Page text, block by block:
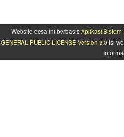
Website desa ini berbasisAplikasi Sistem
GENERAL PUBLIC LICENSE Version 3.0 Isi